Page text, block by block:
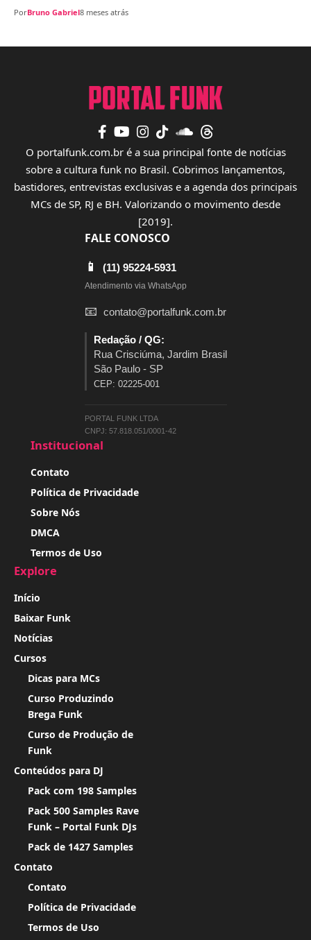
PorBruno Gabriel8 meses atrás
O portalfunk.com.br é a sua principal fonte de notícias
sobre a cultura funk no Brasil. Cobrimos lançamentos,
bastidores, entrevistas exclusivas e a agenda dos principais
MCs de SP, RJ e BH. Valorizando o movimento desde
[2019].
FALE CONOSCO
📱 (11) 95224-5931
Atendimento via WhatsApp
📧 contato@portalfunk.com.br
Redação / QG:
Rua Crisciúma, Jardim Brasil
São Paulo - SP
CEP: 02225-001
PORTAL FUNK LTDA
CNPJ: 57.818.051/0001-42
Institucional
Contato
Política de Privacidade
Sobre Nós
DMCA
Termos de Uso
Explore
Início
Baixar Funk
Notícias
Cursos
Dicas para MCs
Curso Produzindo
Brega Funk
Curso de Produção de
Funk
Conteúdos para DJ
Pack com 198 Samples
Pack 500 Samples Rave
Funk – Portal Funk DJs
Pack de 1427 Samples
Contato
Contato
Política de Privacidade
Termos de Uso